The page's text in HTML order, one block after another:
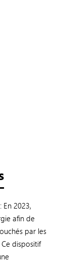
: En 2023,
afin de
par les
dispositif